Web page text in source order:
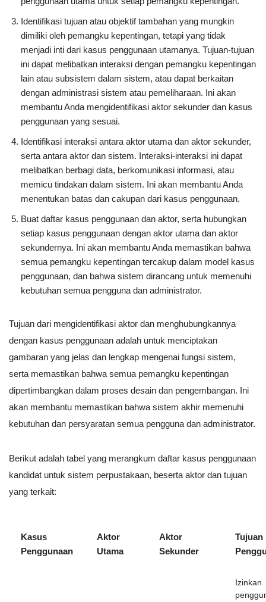
Identifikasi tujuan atau objektif tambahan yang mungkin
dimiliki oleh pemangku kepentingan, tetapi yang tidak
menjadi inti dari kasus penggunaan utamanya. Tujuan-tujuan
ini dapat melibatkan interaksi dengan pemangku kepentingan
lain atau subsistem dalam sistem, atau dapat berkaitan
dengan administrasi sistem atau pemeliharaan. Ini akan
membantu Anda mengidentifikasi aktor sekunder dan kasus
penggunaan yang sesuai.
Identifikasi interaksi antara aktor utama dan aktor sekunder,
serta antara aktor dan sistem. Interaksi-interaksi ini dapat
melibatkan berbagi data, berkomunikasi informasi, atau
memicu tindakan dalam sistem. Ini akan membantu Anda
menentukan batas dan cakupan dari kasus penggunaan.
Buat daftar kasus penggunaan dan aktor, serta hubungkan
setiap kasus penggunaan dengan aktor utama dan aktor
sekundernya. Ini akan membantu Anda memastikan bahwa
semua pemangku kepentingan tercakup dalam model kasus
penggunaan, dan bahwa sistem dirancang untuk memenuhi
kebutuhan semua pengguna dan administrator.
Tujuan dari mengidentifikasi aktor dan menghubungkannya
dengan kasus penggunaan adalah untuk menciptakan
gambaran yang jelas dan lengkap mengenai fungsi sistem,
serta memastikan bahwa semua pemangku kepentingan
dipertimbangkan dalam proses desain dan pengembangan. Ini
akan membantu memastikan bahwa sistem akhir memenuhi
kebutuhan dan persyaratan semua pengguna dan administrator.
Berikut adalah tabel yang merangkum daftar kasus penggunaan
kandidat untuk sistem perpustakaan, beserta aktor dan tujuan
yang terkait:
Kasus
Penggunaan
Aktor
Utama
Aktor
Sekunder
Tujuan
Izinkan